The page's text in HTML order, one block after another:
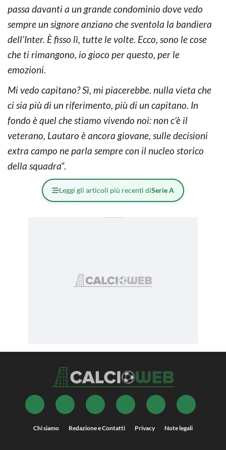
passa davanti a un grande condominio dove vedo
sempre un signore anziano che sventola la bandiera
dell’Inter. È fisso lì, tutte le volte. Ecco, sono le cose
che ti rimangono, io gioco per questo, per le
emozioni.
Mi vedo capitano? Sì, mi piacerebbe. nulla vieta che
ci sia più di un riferimento, più di un capitano. In
fondo è quel che stiamo vivendo noi: non c’è il
veterano, Lautaro è ancora giovane, sulle decisioni
extra campo ne parla sempre con il nucleo storico
della squadra“.
Leggi gli articoli più recenti diSerie A
Chi siamo Redazione e Contatti Privacy Note legali